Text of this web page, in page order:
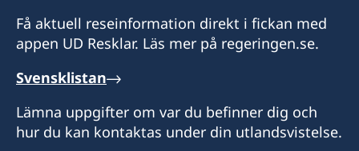
Få aktuell reseinformation direkt i fickan med
appen UD Resklar. Läs mer på regeringen.se.
Svensklistan
Lämna uppgifter om var du befinner dig och
hur du kan kontaktas under din utlandsvistelse.